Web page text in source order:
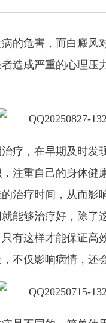
的危害，而白癜风
造成严重的心理压
疗，在早期及时发
注重自己的身体健
治疗时间，从而影
能够治疗好，除了
有这样才能保证高
不仅影响病情，还